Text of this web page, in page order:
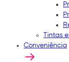
Tintas
Conveniência